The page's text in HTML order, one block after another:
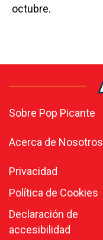
octubre.
Sobre Pop Picante
Acerca de Nosotros
Privacidad
Política de Cookies
Declaración de
accesibilidad